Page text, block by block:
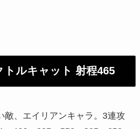
トルキャット 射程465
敵、エイリアンキャラ。3連攻